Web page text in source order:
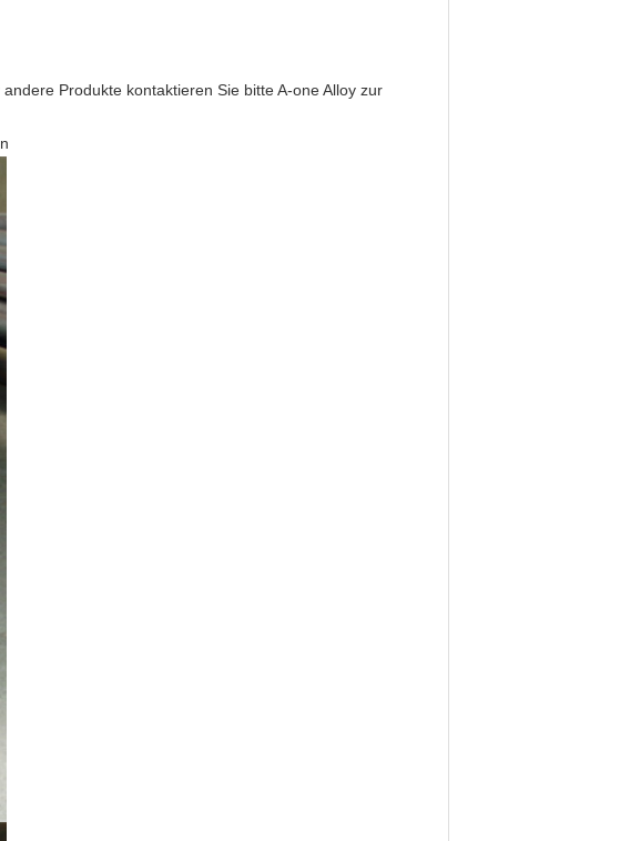
Produkte kontaktieren Sie bitte A-one Alloy zur